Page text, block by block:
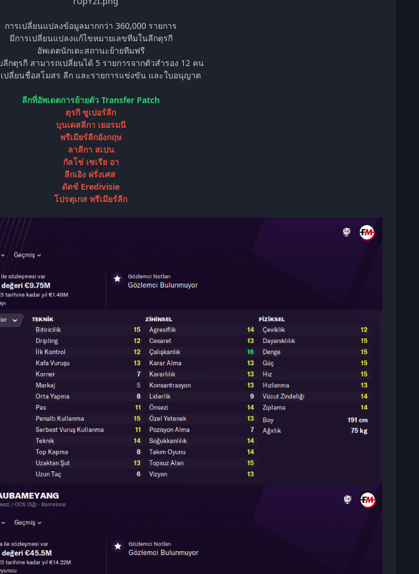
การเปลี่ยนแปลงข้อมูลมากกว่า 360,000 รายการ
มีการเปลี่ยนแปลงแก้ไขหมายเลขทีมในลีกตุรกี
อัพเดตนักเตะสถานะย้ายทีมฟรี
ลีกตุรกี สามารถเปลี่ยนได้ 5 รายการจากตัวสำรอง 12 คน
ปลี่ยนชื่อสโมสร ลีก และรายการแข่งขัน และใบอนุญาต
ลีกที่อัพเดตการย้ายตัว Transfer Patch
ตุรกี ซูเปอร์ลีก
บุนเดสลีกา เยอรมนี
พรีเมียร์ลีกอังกฤษ
ลาลีกา สเปน
กัลโช่ เซเรีย อา
ลีกเอิง ฝรั่งเศส
ดัตช์ Eredivisie
โปรตุเกส พรีเมียร์ลีก